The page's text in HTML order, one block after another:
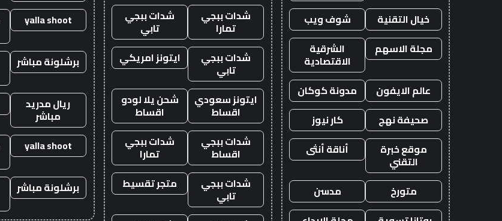
خيال التقنية
شوف ويب
مجلة الاسهم
الشرقية
الاقتصادية
عالم الايفون
مدونة كوكان
صحيفة نهج
كار نيوز
موقع خبرة
التقني
أناقة أنثى
متورخ
مدسن
شدات ببجي
تمارا
شدات ببجي
تابي
شدات ببجي
تابي
ايتونز امريكي
ايتونز سعودي
اقساط
شحن يلا لودو
اقساط
شدات ببجي
اقساط
شدات ببجي
تمارا
شدات ببجي
تابي
متجر تقسيط
yalla shoot
برشلونة مباشر
ريال مدريد
مباشر
yalla shoot
برشلونة مباشر